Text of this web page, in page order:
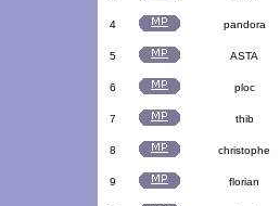
4 pandora
5 ASTA
6 ploc
7 thib
8 christophe
9 florian